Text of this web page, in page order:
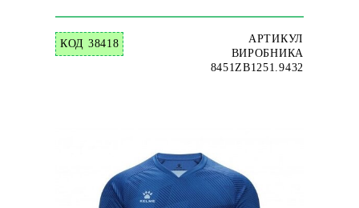
КОД 38418
АРТИКУЛ
ВИРОБНИКА
8451ZB1251.9432